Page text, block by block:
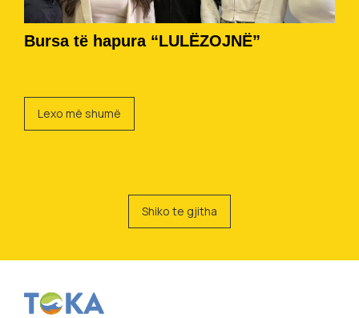
Bursa të hapura “LULËZOJNË”
Lexo më shumë
Shiko te gjitha